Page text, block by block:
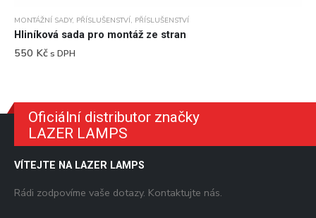
MONTÁŽNÍ SADY, PŘÍSLUŠENSTVÍ, PŘÍSLUŠENSTVÍ
Hliníková sada pro montáž ze stran
550 Kčs DPH
Oficiální distributor značky
LAZER LAMPS
VÍTEJTE NA LAZER LAMPS
Rádi zodpovíme vaše dotazy. Kontaktujte nás.